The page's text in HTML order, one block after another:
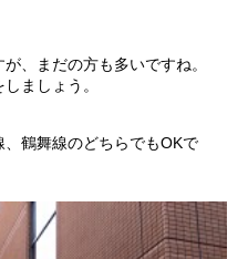
、まだの方も多いですね。
ましょう。
鶴舞線のどちらでもOKで